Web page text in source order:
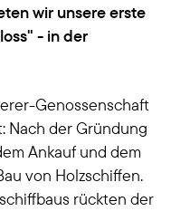
wir unsere erste
- in der
Genossenschaft
Nach der Gründung
Ankauf und dem
von Holzschiffen.
rückten der